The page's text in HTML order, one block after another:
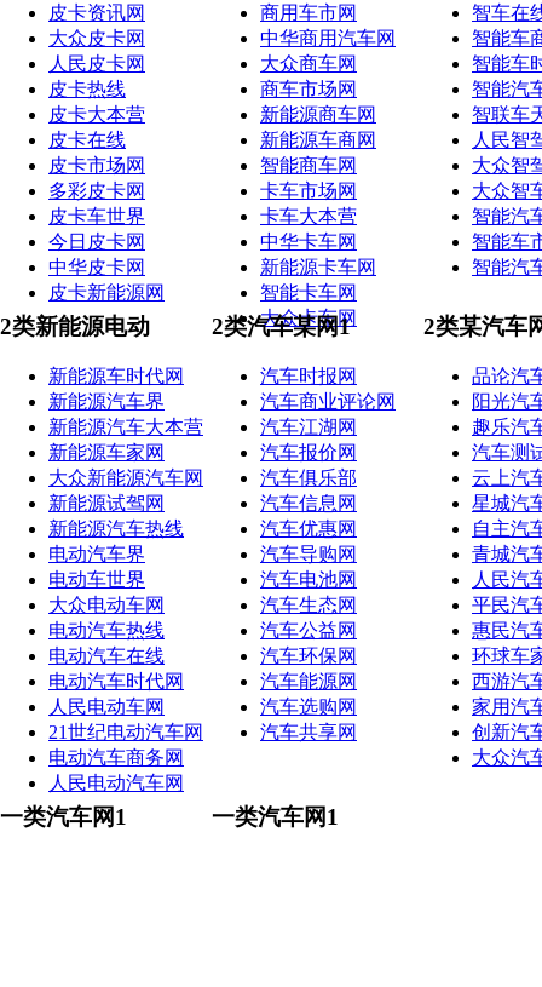
皮卡资讯网
大众皮卡网
人民皮卡网
皮卡热线
皮卡大本营
皮卡在线
皮卡市场网
多彩皮卡网
皮卡车世界
今日皮卡网
中华皮卡网
皮卡新能源网
商用车市网
中华商用汽车网
大众商车网
商车市场网
新能源商车网
新能源车商网
智能商车网
卡车市场网
卡车大本营
中华卡车网
新能源卡车网
智能卡车网
大众卡车网
智车在
智能车
智能车
智能汽
智联车
人民智
大众智
大众智
智能汽
智能车
智能汽
2类新能源电动
新能源车时代网
新能源汽车界
新能源汽车大本营
新能源车家网
大众新能源汽车网
新能源试驾网
新能源汽车热线
电动汽车界
电动车世界
大众电动车网
电动汽车热线
电动汽车在线
电动汽车时代网
人民电动车网
21世纪电动汽车网
电动汽车商务网
人民电动汽车网
2类汽车某网1
汽车时报网
汽车商业评论网
汽车江湖网
汽车报价网
汽车俱乐部
汽车信息网
汽车优惠网
汽车导购网
汽车电池网
汽车生态网
汽车公益网
汽车环保网
汽车能源网
汽车选购网
汽车共享网
2类某汽车
品论汽
阳光汽
趣乐汽
汽车测
云上汽
星城汽
自主汽
青城汽
人民汽
平民汽
惠民汽
环球车
西游汽
家用汽
创新汽
大众汽
一类汽车网1 一类汽车网1